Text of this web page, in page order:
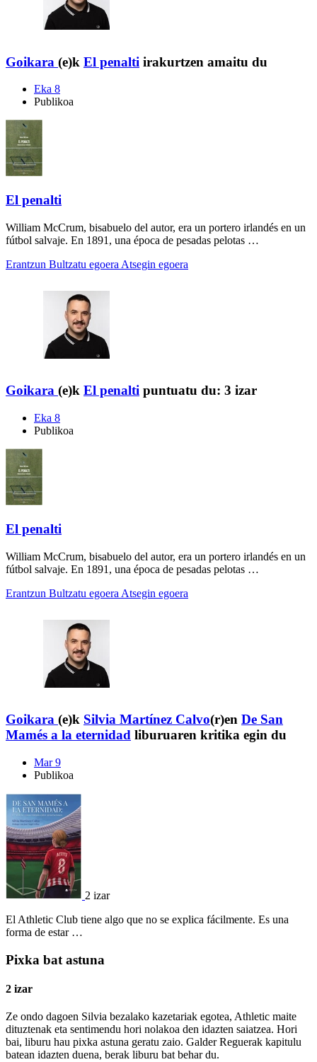
Goikara (e)k El penalti irakurtzen amaitu du
Eka 8
Publikoa
El penalti
William McCrum, bisabuelo del autor, era un portero irlandés en un
fútbol salvaje. En 1891, una época de pesadas pelotas …
Erantzun Bultzatu egoera Atsegin egoera
Goikara (e)k El penalti puntuatu du: 3 izar
Eka 8
Publikoa
El penalti
William McCrum, bisabuelo del autor, era un portero irlandés en un
fútbol salvaje. En 1891, una época de pesadas pelotas …
Erantzun Bultzatu egoera Atsegin egoera
Goikara (e)k Silvia Martínez Calvo(r)en De San
Mamés a la eternidad liburuaren kritika egin du
Mar 9
Publikoa
2 izar
El Athletic Club tiene algo que no se explica fácilmente. Es una
forma de estar …
Pixka bat astuna
2 izar
Ze ondo dagoen Silvia bezalako kazetariak egotea, Athletic maite
dituztenak eta sentimendu hori nolakoa den idazten saiatzea. Hori
bai, liburu hau pixka astuna geratu zaio. Galder Reguerak kapitulu
batean idazten duena, berak liburu bat behar du.